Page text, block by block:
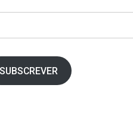
SUBSCREVER